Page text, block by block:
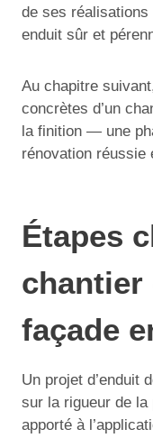
de ses
enduit sûr et
Au chapitre
concrètes d’un
la finition — une
rénovation réussie
Étapes
chantier
façade
Un projet d’enduit
sur la rigueur de la
apporté à